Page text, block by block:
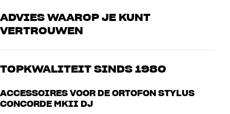
ADVIES WAAROP JE KUNT
VERTROUWEN
Onze medewerkers zijn echte liefhebbers die de producten door en
muziek als home cinema. Vertel ons wat je zoekt, dan vinden we
TOPKWALITEIT SINDS 1980
zijn zorgvuldig geselecteerd en gebouwd om jarenlang mee te gaan.
Goed voor je portemonnee én het milieu.
ACCESSOIRES VOOR DE ORTOFON STYLUS
CONCORDE MKII DJ